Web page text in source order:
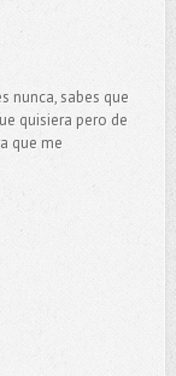
nunca, sabes que
quisiera pero de
que me